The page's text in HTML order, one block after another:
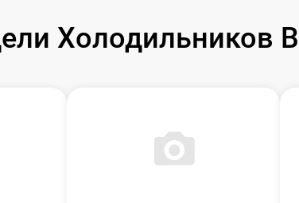
Холодильников